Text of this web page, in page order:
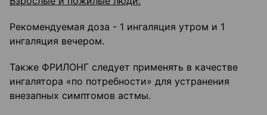
Рекомендуемая доза - 1 ингаляция утром и 1
ингаляция вечером.
Также ФРИЛОНГ следует применять в качестве
ингалятора «по потребности» для устранения
внезапных симптомов астмы.